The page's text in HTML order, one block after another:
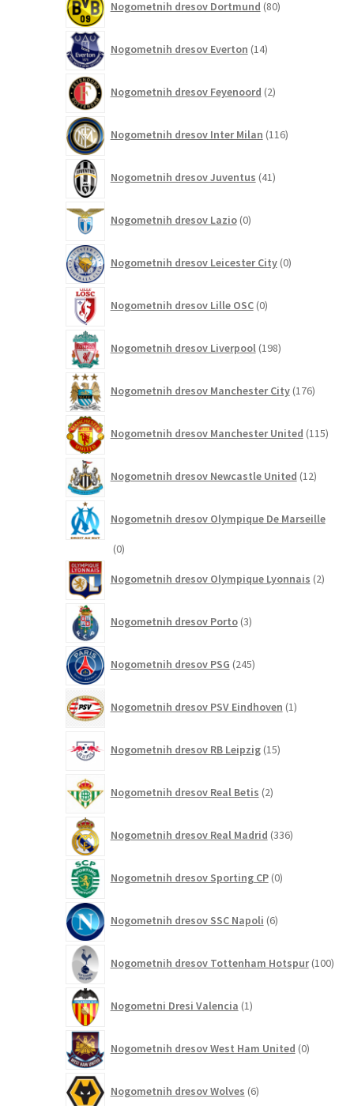
Nogometnih dresov Dortmund 80izdelkov
Nogometnih dresov Everton 14izdelkov
Nogometnih dresov Feyenoord 2izdelka
Nogometnih dresov Inter Milan 116izdelkov
Nogometnih dresov Juventus 41izdelkov
Nogometnih dresov Lazio 0izdelkov
Nogometnih dresov Leicester City 0izdelkov
Nogometnih dresov Lille OSC 0izdelkov
Nogometnih dresov Liverpool 198izdelkov
Nogometnih dresov Manchester City 176izdelkov
Nogometnih dresov Manchester United 115
Nogometnih dresov Newcastle United 12izdelkov
Nogometnih dresov Olympique De Marseille
00
Nogometnih dresov Olympique Lyonnais 2izdelka
Nogometnih dresov Porto 3izdelki
Nogometnih dresov PSG 245izdelkov
Nogometnih dresov PSV Eindhoven 1izdelek
Nogometnih dresov RB Leipzig 15izdelkov
Nogometnih dresov Real Betis 2izdelka
Nogometnih dresov Real Madrid 336izdelkov
Nogometnih dresov Sporting CP 0izdelkov
Nogometnih dresov SSC Napoli 6izdelkov
Nogometnih dresov Tottenham Hotspur 100
Nogometni Dresi Valencia 1izdelek
Nogometnih dresov West Ham United 0izdelkov
Nogometnih dresov Wolves 6izdelkov